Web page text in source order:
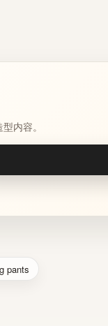
内容。
pants